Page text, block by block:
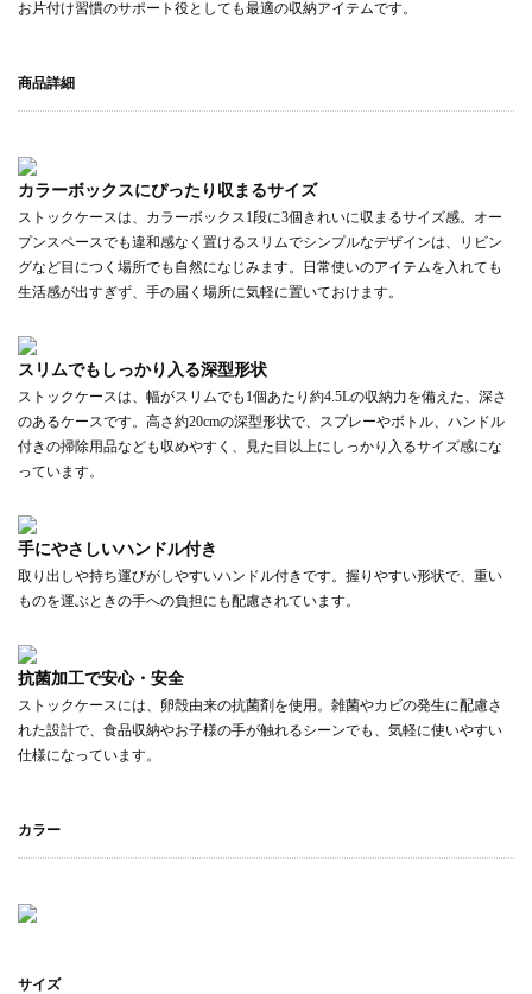
お片付け習慣のサポート役としても最適の収納アイテムです。
商品詳細
カラーボックスにぴったり収まるサイズ
ストックケースは、カラーボックス1段に3個きれいに収まるサイズ感。オー
プンスペースでも違和感なく置けるスリムでシンプルなデザインは、リビン
グなど目につく場所でも自然になじみます。日常使いのアイテムを入れても
生活感が出すぎず、手の届く場所に気軽に置いておけます。
スリムでもしっかり入る深型形状
ストックケースは、幅がスリムでも1個あたり約4.5Lの収納力を備えた、深さ
のあるケースです。高さ約20cmの深型形状で、スプレーやボトル、ハンドル
付きの掃除用品なども収めやすく、見た目以上にしっかり入るサイズ感にな
っています。
手にやさしいハンドル付き
取り出しや持ち運びがしやすいハンドル付きです。握りやすい形状で、重い
ものを運ぶときの手への負担にも配慮されています。
抗菌加工で安心・安全
ストックケースには、卵殻由来の抗菌剤を使用。雑菌やカビの発生に配慮さ
れた設計で、食品収納やお子様の手が触れるシーンでも、気軽に使いやすい
仕様になっています。
カラー
サイズ